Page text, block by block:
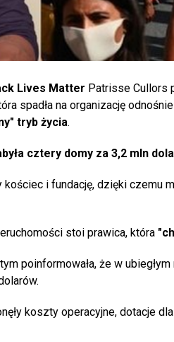
Lives Matter Patrisse Cullors
spadła na organizację odnośnie
tryb życia.
cztery domy za 3,2 mln
i fundację, dzięki czemu
stoi prawica, która
poinformowała, że w
koszty operacyjne, dotacje